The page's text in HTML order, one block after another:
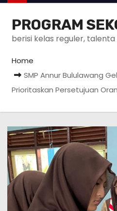
PROGRAM
berisi kelas reguler,
Home
SMP Annur Bululawang
Prioritaskan Persetujuan